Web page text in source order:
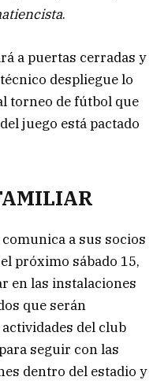
.
a puertas cerradas y
despliegue lo
torneo de fútbol que
juego está pactado
a sus socios
próximo sábado 15,
en las instalaciones
que serán
del club
seguir con las
dentro del estadio y